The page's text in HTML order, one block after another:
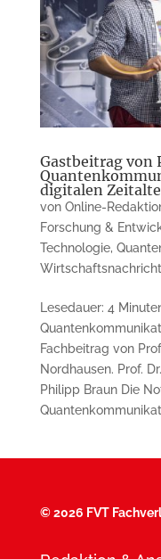
Gastbeitrag von
digitalen
von Online-
Forschung &
Technologie,
Lesedauer: 4
Fachbeitrag von
Nordhausen. Prof.
Philipp Braun Die
©2026 FVT